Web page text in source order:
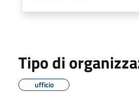
Tipo di
ufficio